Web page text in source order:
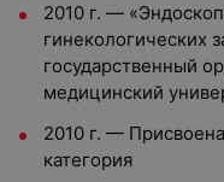
2010 г. —
гинекологических
государственный
медицинский
2010 г. —
категория